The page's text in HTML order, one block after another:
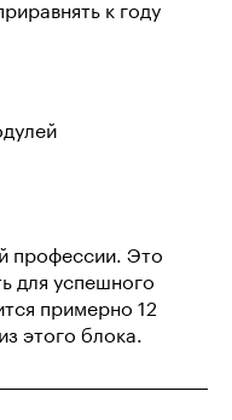
к году
профессии. Это
для успешного
примерно 12
этого блока.